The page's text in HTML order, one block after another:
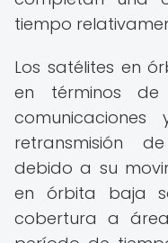
tiempo
Los satélites en
en términos
retransmisión
debido a su
en órbita baja
cobertura a